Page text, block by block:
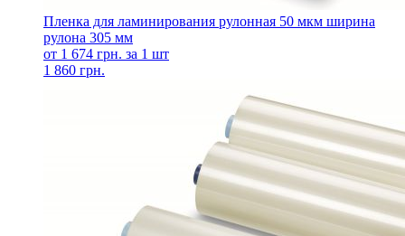
Пленка для ламинирования рулонная 50 мкм ширина
рулона 305 мм
от 1 674 грн. за 1 шт
1 860 грн.